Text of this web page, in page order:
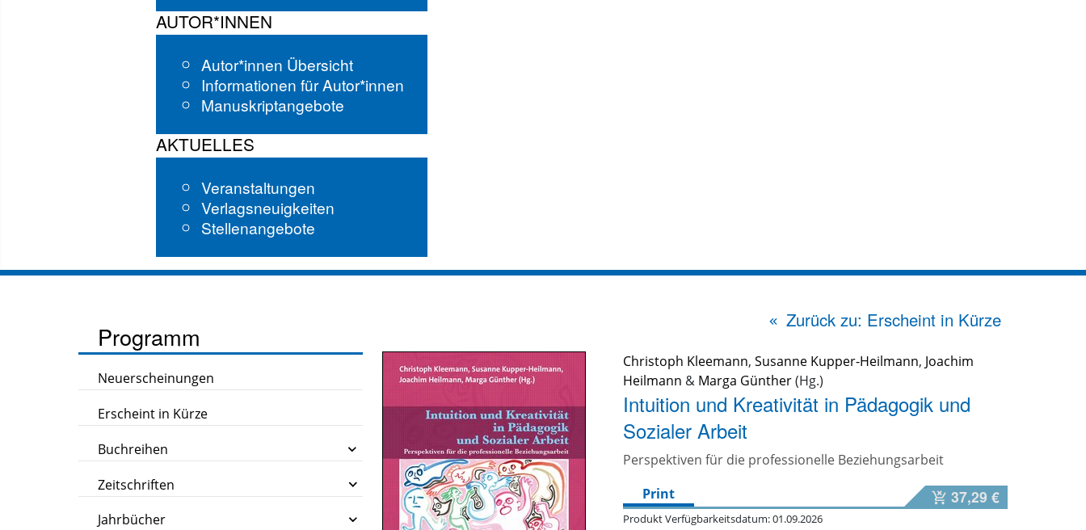
AUTOR*INNEN
Autor*innen Übersicht
Informationen für Autor*innen
Manuskriptangebote
AKTUELLES
Veranstaltungen
Verlagsneuigkeiten
Stellenangebote
Programm
Neuerscheinungen
Erscheint in Kürze
Buchreihen
Zeitschriften
Jahrbücher
Zurück zu: Erscheint in Kürze
Christoph Kleemann,Susanne Kupper-Heilmann, Joachim
Heilmann & Marga Günther
Intuition und Kreativität in Pädagogik und
Sozialer Arbeit
Perspektiven für die professionelle Beziehungsarbeit
Print
37,29 €
Produkt Verfügbarkeitsdatum: 01.09.2026